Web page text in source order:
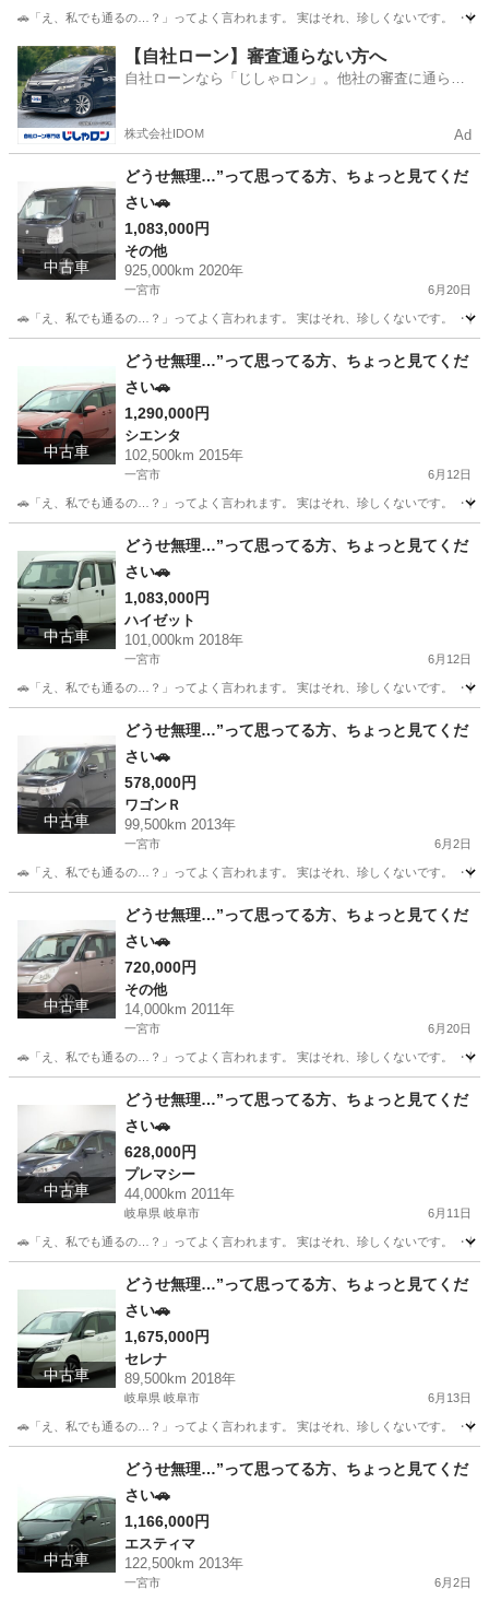
🚗「え、私でも通るの…？」ってよく言われます。 実はそれ、珍しくないです。 ・
岐阜 岐阜市 タント 頭金
【自社ローン】審査通らない方へ
自社ローンなら「じしゃロン」。他社の審査に通らな
株式会社IDOM Ad
中古車
どうせ無理…”って思ってる方、ちょっと見てくだ
さい🚗
1,083,000円
その他
925,000km 2020年
一宮市 6月20日
🚗「え、私でも通るの…？」ってよく言われます。 実はそれ、珍しくないです。 ・
その他
中古車
どうせ無理…”って思ってる方、ちょっと見てくだ
さい🚗
1,290,000円
シエンタ
102,500km 2015年
一宮市 6月12日
🚗「え、私でも通るの…？」ってよく言われます。 実はそれ、珍しくないです。 ・
シエンタ
中古車
どうせ無理…”って思ってる方、ちょっと見てくだ
さい🚗
1,083,000円
ハイゼット
101,000km 2018年
一宮市 6月12日
🚗「え、私でも通るの…？」ってよく言われます。 実はそれ、珍しくないです。 ・
ハイゼット
中古車
どうせ無理…”って思ってる方、ちょっと見てくだ
さい🚗
578,000円
ワゴンＲ
99,500km 2013年
一宮市 6月2日
🚗「え、私でも通るの…？」ってよく言われます。 実はそれ、珍しくないです。 ・
ワゴンＲ
中古車
どうせ無理…”って思ってる方、ちょっと見てくだ
さい🚗
720,000円
その他
14,000km 2011年
一宮市 6月20日
🚗「え、私でも通るの…？」ってよく言われます。 実はそれ、珍しくないです。 ・
その他
中古車
どうせ無理…”って思ってる方、ちょっと見てくだ
さい🚗
628,000円
プレマシー
44,000km 2011年
岐阜県 岐阜市 6月11日
🚗「え、私でも通るの…？」ってよく言われます。 実はそれ、珍しくないです。 ・
プレマシー
中古車
どうせ無理…”って思ってる方、ちょっと見てくだ
さい🚗
1,675,000円
セレナ
89,500km 2018年
岐阜県 岐阜市 6月13日
🚗「え、私でも通るの…？」ってよく言われます。 実はそれ、珍しくないです。 ・
セレナ
中古車
どうせ無理…”って思ってる方、ちょっと見てくだ
さい🚗
1,166,000円
エスティマ
122,500km 2013年
一宮市 6月2日